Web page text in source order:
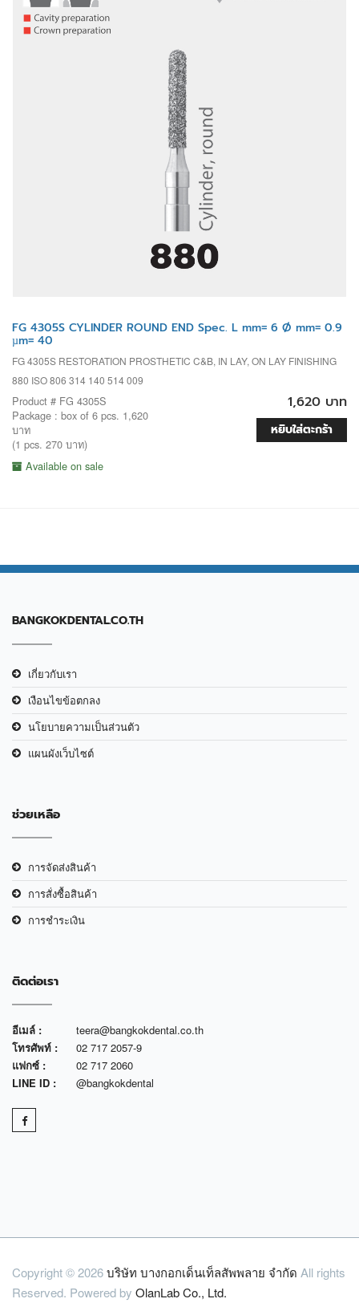
FG 4305S CYLINDER ROUND END Spec. L mm= 6 Ø mm= 0.9
µm= 40
FG 4305S RESTORATION PROSTHETIC C&B, IN LAY, ON LAY FINISHING
880 ISO 806 314 140 514 009
Product # FG 4305S
Package : box of 6 pcs. 1,620
บาท
(1 pcs. 270 บาท)
Available on sale
1,620 บาท
หยิบใส่ตะกร้า
BANGKOKDENTAL.CO.TH
เกี่ยวกับเรา
เงือนไขข้อตกลง
นโยบายความเป็นส่วนตัว
แผนผังเว็บไซต์
ช่วยเหลือ
การจัดส่งสินค้า
การสั่งซื้อสินค้า
การชำระเงิน
ติดต่อเรา
อีเมล์ :
teera@bangkokdental.co.th
โทรศัพท์ :
02 717 2057-9
แฟกซ์ :
02 717 2060
LINE ID :
@bangkokdental
Copyright © 2026บริษัท บางกอกเด็นเท็ลสัพพลาย จำกัด All rights
Reserved. Powered by OlanLab Co., Ltd.